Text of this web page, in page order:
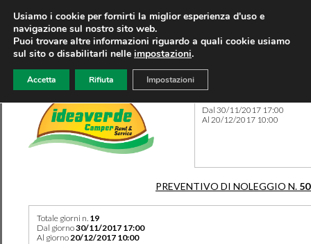
Dal 30/11/2017 17:00
Al 20/12/2017 10:00
PREVENTIVO DI NOLEGGIO N.
Totale giorni n. 19
Dal giorno30/11/2017 17:00
Al giorno20/12/2017 10:00
Usiamo i cookie per fornirti la miglior esperienza d'uso e
navigazione sul nostro sito web.
Puoi trovare altre informazioni riguardo a quali cookie usiamo
sul sito o disabilitarli nelle impostazioni.
Accetta Rifiuta Impostazioni